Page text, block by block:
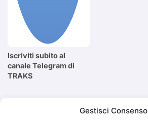
Gestisci Consenso
Iscriviti subito al
canale Telegram di
TRAKS